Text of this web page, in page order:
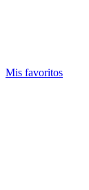
Mis favoritos